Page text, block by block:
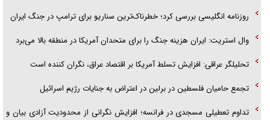
روزنامه انگلیسی بررسی کرد؛ خطرناک‌ترین سناریو برای ترامپ در جنگ ایران
وال استریت: ایران هزینه جنگ را برای متحدان آمریکا در منطقه بالا می‌برد
تحلیلگر عراقی: افزایش تسلط آمریکا بر اقتصاد عراق، نگران کننده است
تجمع حامیان فلسطین در برلین در اعتراض به جنایات رژیم اسرائیل
تداوم تعطیلی مسجدی در فرانسه؛ افزایش نگرانی از محدودیت آزادی بیان و